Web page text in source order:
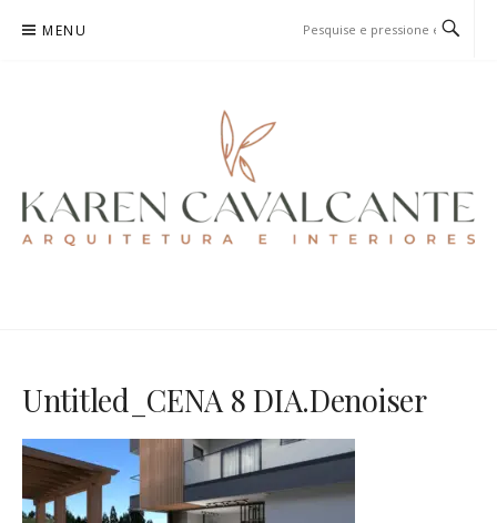
para
MENU
Untitled_CENA 8 DIA.Denoiser